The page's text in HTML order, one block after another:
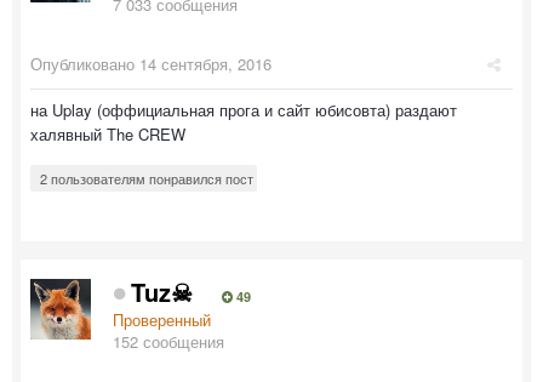
Опубликовано 14 сентября, 2016
на Uplay (оффициальная прога и сайт юбисовта) раздают
халявный The CREW
2 пользователям понравился пост
Tuz☠ 49
Проверенный
152 сообщения